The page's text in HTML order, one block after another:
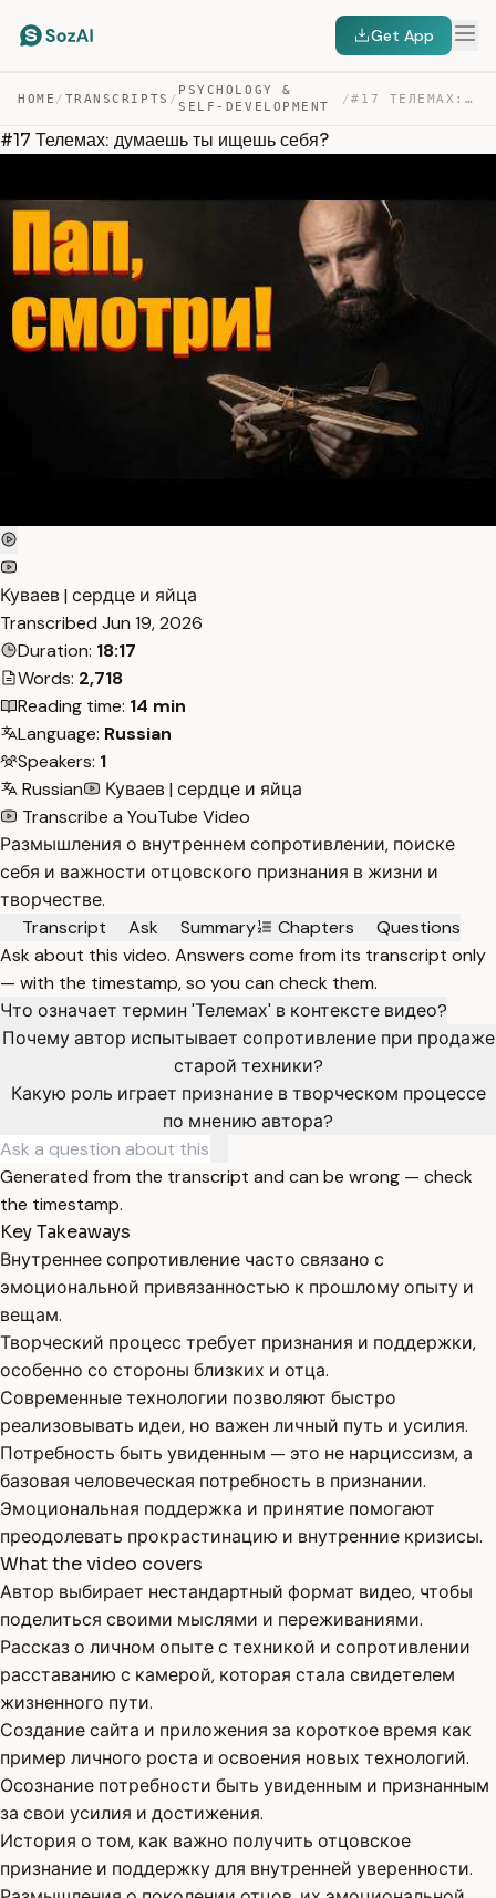
Get App
HOME / TRANSCRIPTS /
PSYCHOLOGY &
SELF-DEVELOPMENT
/ #17 ТЕЛЕМАХ: ДУМАЕШЬ ТЫ ИЩЕШЬ СЕБЯ? — TRANSCRIPT
#17 Телемах: думаешь ты ищешь себя?
Куваев | сердце и яйца
Transcribed Jun 19, 2026
Duration: 18:17
Words: 2,718
Reading time: 14 min
Language: Russian
Speakers: 1
Russian
Куваев | сердце и яйца
Transcribe a YouTube Video
Размышления о внутреннем сопротивлении, поиске
себя и важности отцовского признания в жизни и
творчестве.
Transcript
Ask Summary Chapters
Questions
Ask about this video. Answers come from its transcript only
— with the timestamp, so you can check them.
Что означает термин 'Телемах' в контексте видео?
Почему автор испытывает сопротивление при продаже
старой техники?
Какую роль играет признание в творческом процессе
по мнению автора?
Generated from the transcript and can be wrong — check
the timestamp.
Key Takeaways
Внутреннее сопротивление часто связано с
эмоциональной привязанностью к прошлому опыту и
вещам.
Творческий процесс требует признания и поддержки,
особенно со стороны близких и отца.
Современные технологии позволяют быстро
реализовывать идеи, но важен личный путь и усилия.
Потребность быть увиденным — это не нарциссизм, а
базовая человеческая потребность в признании.
Эмоциональная поддержка и принятие помогают
преодолевать прокрастинацию и внутренние кризисы.
What the video covers
Автор выбирает нестандартный формат видео, чтобы
поделиться своими мыслями и переживаниями.
Рассказ о личном опыте с техникой и сопротивлении
расставанию с камерой, которая стала свидетелем
жизненного пути.
Создание сайта и приложения за короткое время как
пример личного роста и освоения новых технологий.
Осознание потребности быть увиденным и признанным
за свои усилия и достижения.
История о том, как важно получить отцовское
признание и поддержку для внутренней уверенности.